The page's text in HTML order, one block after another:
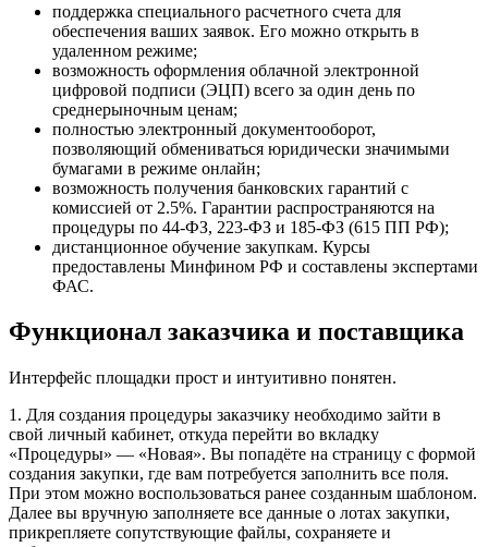
поддержка специального расчетного счета для
обеспечения ваших заявок. Его можно открыть в
удаленном режиме;
возможность оформления облачной электронной
цифровой подписи (ЭЦП) всего за один день по
среднерыночным ценам;
полностью электронный документооборот,
позволяющий обмениваться юридически значимыми
бумагами в режиме онлайн;
возможность получения банковских гарантий с
комиссией от 2.5%. Гарантии распространяются на
процедуры по 44-ФЗ, 223-ФЗ и 185-ФЗ (615 ПП РФ);
дистанционное обучение закупкам. Курсы
предоставлены Минфином РФ и составлены экспертами
ФАС.
Функционал заказчика и поставщика
Интерфейс площадки прост и интуитивно понятен.
1. Для создания процедуры заказчику необходимо зайти в
свой личный кабинет, откуда перейти во вкладку
«Процедуры» — «Новая». Вы попадёте на страницу с формой
создания закупки, где вам потребуется заполнить все поля.
При этом можно воспользоваться ранее созданным шаблоном.
Далее вы вручную заполняете все данные о лотах закупки,
прикрепляете сопутствующие файлы, сохраняете и